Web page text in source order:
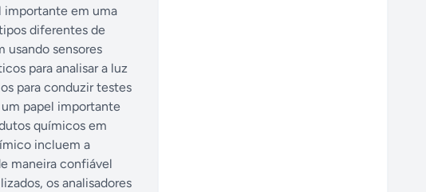
importante em uma
diferentes de
usando sensores
para analisar a luz
para conduzir testes
papel importante
químicos em
incluem a
maneira confiável
os analisadores